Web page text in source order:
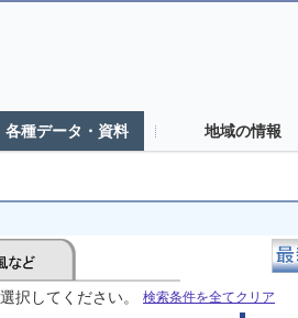
各種データ・資料 地域の情報
択してください。 検索条件を全てクリア